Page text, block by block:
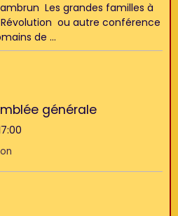
Les grandes familles à
ou autre conférence
de ...
générale